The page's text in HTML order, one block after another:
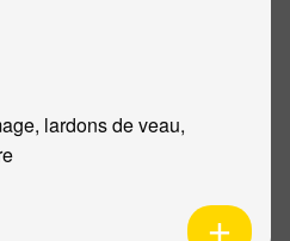
lardons de veau,